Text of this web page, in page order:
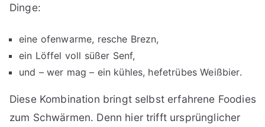
Dinge:
eine ofenwarme, resche Brezn,
ein Löffel voll süßer Senf,
und – wer mag – ein kühles, hefetrübes Weißbier.
Diese Kombination bringt selbst erfahrene Foodies
zum Schwärmen. Denn hier trifft ursprünglicher